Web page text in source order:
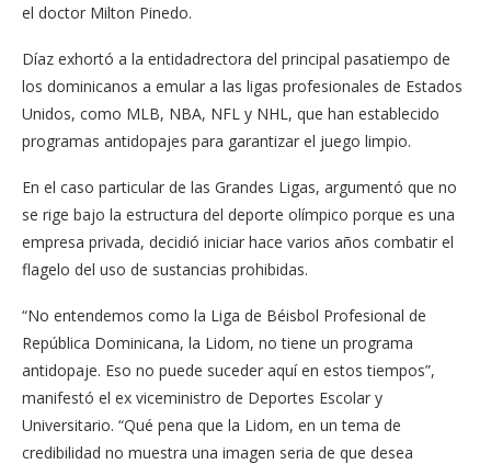
el doctor Milton Pinedo.
Díaz exhortó a la entidadrectora del principal pasatiempo de
los dominicanos a emular a las ligas profesionales de Estados
Unidos, como MLB, NBA, NFL y NHL, que han establecido
programas antidopajes para garantizar el juego limpio.
En el caso particular de las Grandes Ligas, argumentó que no
se rige bajo la estructura del deporte olímpico porque es una
empresa privada, decidió iniciar hace varios años combatir el
flagelo del uso de sustancias prohibidas.
“No entendemos como la Liga de Béisbol Profesional de
República Dominicana, la Lidom, no tiene un programa
antidopaje. Eso no puede suceder aquí en estos tiempos”,
manifestó el ex viceministro de Deportes Escolar y
Universitario. “Qué pena que la Lidom, en un tema de
credibilidad no muestra una imagen seria de que desea